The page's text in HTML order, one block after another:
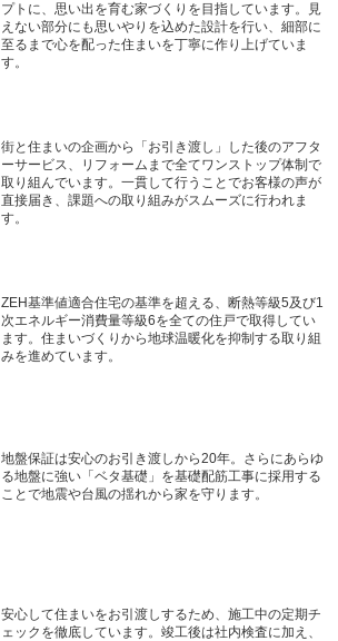
プトに、思い出を育む家づくりを目指しています。見
えない部分にも思いやりを込めた設計を行い、細部に
至るまで心を配った住まいを丁寧に作り上げていま
す。
街と住まいの企画から「お引き渡し」した後のアフタ
ーサービス、リフォームまで全てワンストップ体制で
取り組んでいます。一貫して行うことでお客様の声が
直接届き、課題への取り組みがスムーズに行われま
す。
ZEH基準値適合住宅の基準を超える、断熱等級5及び1
次エネルギー消費量等級6を全ての住戸で取得してい
ます。住まいづくりから地球温暖化を抑制する取り組
みを進めています。
地盤保証は安心のお引き渡しから20年。さらにあらゆ
る地盤に強い「ベタ基礎」を基礎配筋工事に採用する
ことで地震や台風の揺れから家を守ります。
安心して住まいをお引渡しするため、施工中の定期チ
ェックを徹底しています。竣工後は社内検査に加え、